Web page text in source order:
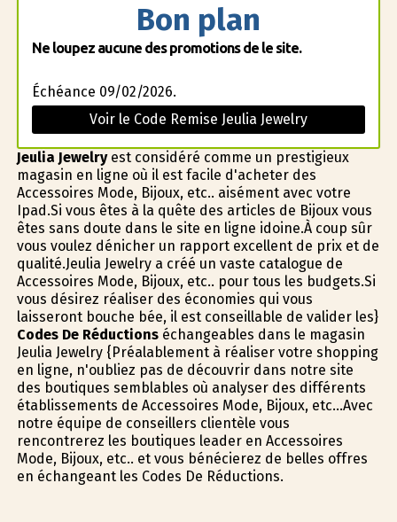
Bon plan
Ne loupez aucune des promotions de le site.
Échéance 09/02/2026.
Voir le Code Remise Jeulia Jewelry
Jeulia Jewelryest considéré comme un prestigieux
magasin en ligne où il est facile d'acheter des
Accessoires Mode, Bijoux, etc.. aisément avec votre
Ipad.Si vous êtes à la quête des articles de Bijoux vous
êtes sans doute dans le site en ligne idoine.À coup sûr
vous voulez dénicher un rapport excellent de prix et de
qualité.Jeulia Jewelry a créé un vaste catalogue de
Accessoires Mode, Bijoux, etc.. pour tous les budgets.Si
vous désirez réaliser des économies qui vous
laisseront bouche bée, il est conseillable de valider les}
Codes De Réductionséchangeables dans le magasin
Jeulia Jewelry {Préalablement à réaliser votre shopping
en ligne, n'oubliez pas de découvrir dans notre site
des boutiques semblables où analyser des différents
établissements de Accessoires Mode, Bijoux, etc...Avec
notre équipe de conseillers clientèle vous
rencontrerez les boutiques leader en Accessoires
Mode, Bijoux, etc.. et vous bénéficierez de belles offres
en échangeant les Codes De Réductions.